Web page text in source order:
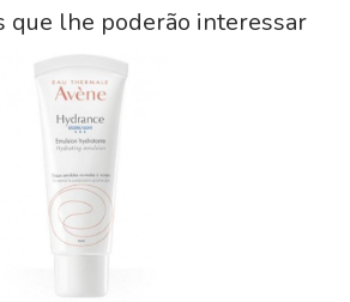
que lhe poderão interessar